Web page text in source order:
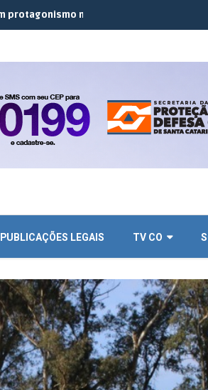
campo em encontro do JEC
PUBLICAÇÕES LEGAIS TV CO